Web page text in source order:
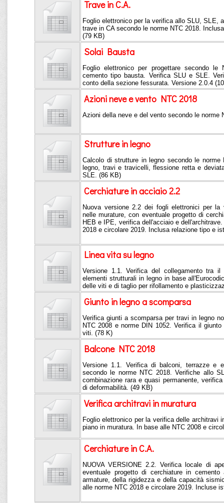
Trave in C.A.
Foglio elettronico per la verifica allo SLU, SLE,
trave in CA secondo le norme NTC 2018.
(79 KB)
Solai Bausta
Foglio elettronico per progettare secondo
cemento tipo bausta. Verifica SLU e SLE.
conto della sezione fessurata. Versione 2.0.4
Azioni neve e vento NTC 2018
Azioni della neve e del vento secondo le norme
Strutture in legno
Calcolo di strutture in legno secondo le
legno, travi e travicelli, flessione retta e
SLE. (86 KB)
Cerchiature in acciaio 2.2
Nuova versione 2.2 dei fogli elettronici per la
nelle murature, con eventuale progetto di
HEB e IPE, verifica dell'acciaio e
2018 e circolare 2019. Inclusa relazione tipo e
Linea vita su legno
Versione 1.1. Verifica del collegamento tra
elementi strutturali in legno in base
delle viti e di taglio per rifollamento e
Giunto in legno a scomparsa
Verifica giunti a scomparsa per travi in legno
NTC 2008 e norme DIN 1052. Verifica il
viti. (78 K)
Balcone NTC 2018
Versione 1.1. Verifica di balconi, terrazze e
secondo le norme NTC 2018. Verifiche allo
combinazione rara e quasi permanente,
di deformabilità. (49 KB)
Verifica architravi in muratura
Foglio elettronico per la verifica delle architravi
piano in muratura. In base alle NTC 2008 e
Cerchiature in C.A.
NUOVA VERSIONE 2.2. Verifica locale di
eventuale progetto di cerchiature in
armature, della rigidezza e della capacità
alle norme NTC 2018 e circolare 2019. Incluse